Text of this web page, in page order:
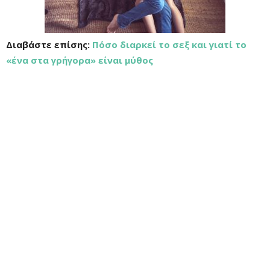
Διαβάστε επίσης: Πόσο διαρκεί το σεξ και γιατί το
«ένα στα γρήγορα» είναι μύθος